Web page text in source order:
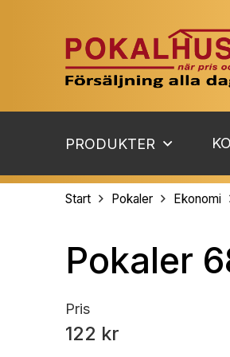
PRODUKTER
Start Pokaler Ekonomi
Pokaler
Pris
122 kr